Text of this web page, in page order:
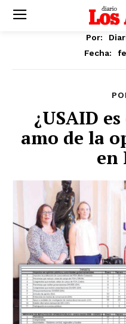
Por:
Fecha:
¿USAID
amo de la
en